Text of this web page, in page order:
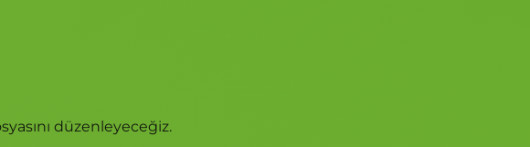
düzenleyeceğiz.